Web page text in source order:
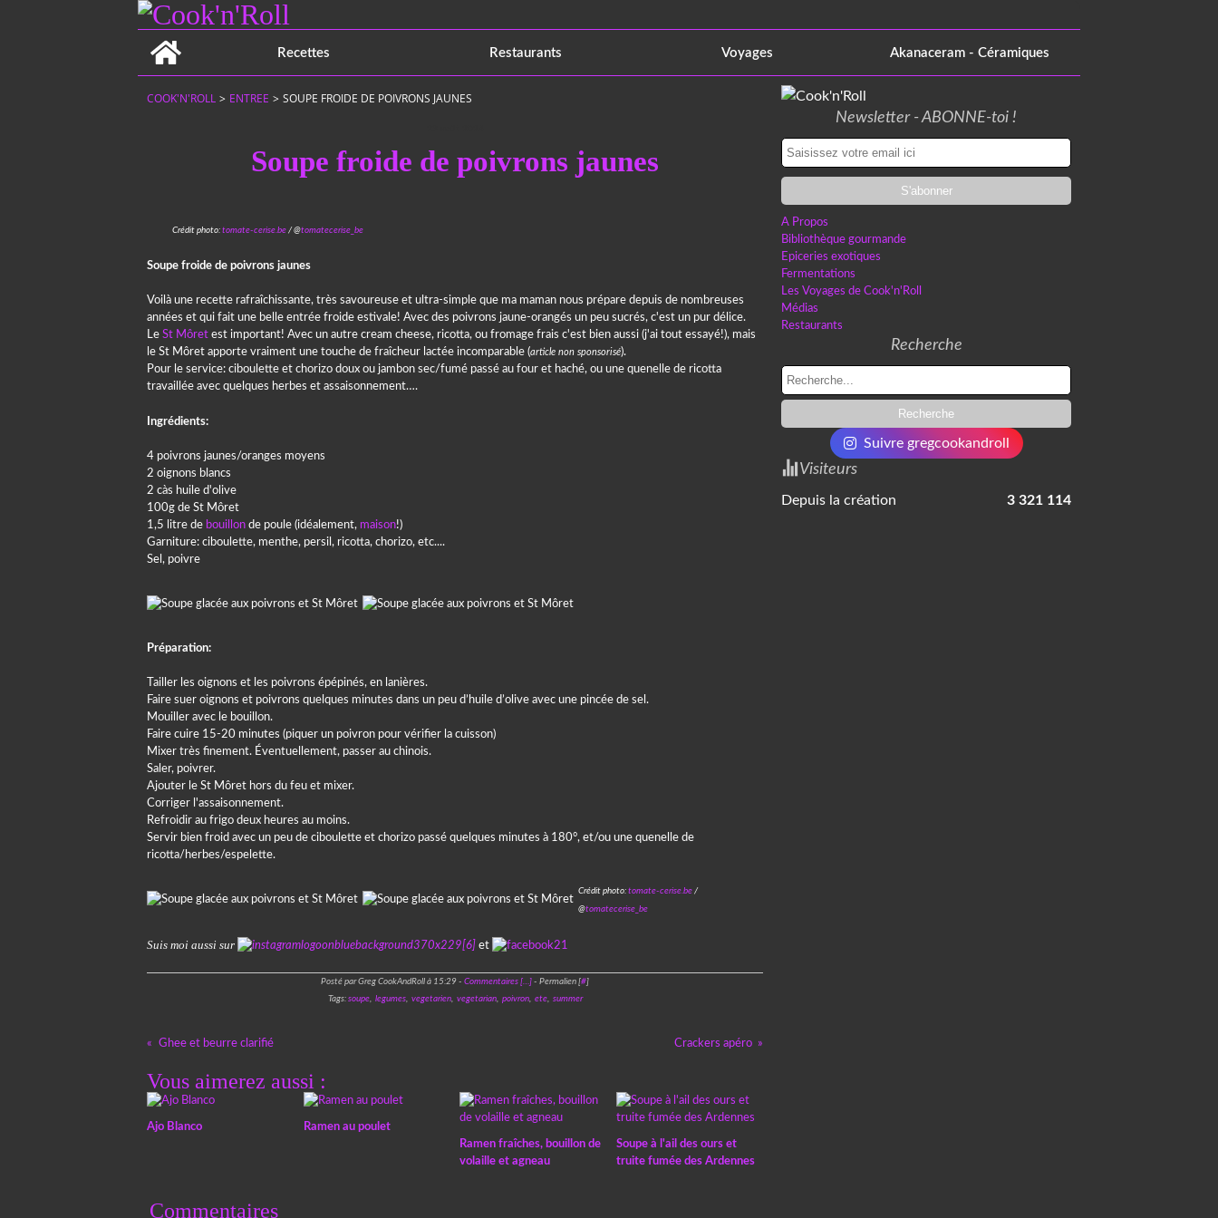
Recettes
Restaurants Voyages Akanaceram - Céramiques
COOK'N'ROLL > ENTREE > SOUPE FROIDE DE POIVRONS JAUNES
Soupe froide de poivrons jaunes
Crédit photo: tomate-cerise.be / @tomatecerise_be
Soupe froide de poivrons jaunes
Voilà une recette rafraîchissante, très savoureuse et ultra-simple que ma maman nous prépare depuis de nombreuses
années et qui fait une belle entrée froide estivale! Avec des poivrons jaune-orangés un peu sucrés, c'est un pur délice.
Le St Môret est important! Avec un autre cream cheese, ricotta, ou fromage frais c'est bien aussi (j'ai tout essayé!), mais
le St Môret apporte vraiment une touche de fraîcheur lactée incomparable (article non sponsorisé).
Pour le service: ciboulette et chorizo doux ou jambon sec/fumé passé au four et haché, ou une quenelle de ricotta
travaillée avec quelques herbes et assaisonnement….
Ingrédients:
4 poivrons jaunes/oranges moyens
2 oignons blancs
2 càs huile d'olive
100g de St Môret
1,5 litre de bouillon de poule (idéalement, maison!)
Garniture: ciboulette, menthe, persil, ricotta, chorizo, etc....
Sel, poivre
Préparation:
Tailler les oignons et les poivrons épépinés, en lanières.
Faire suer oignons et poivrons quelques minutes dans un peu d’huile d’olive avec une pincée de sel.
Mouiller avec le bouillon.
Faire cuire 15-20 minutes (piquer un poivron pour vérifier la cuisson)
Mixer très finement. Éventuellement, passer au chinois.
Saler, poivrer.
Ajouter le St Môret hors du feu et mixer.
Corriger l'assaisonnement.
Refroidir au frigo deux heures au moins.
Servir bien froid avec un peu de ciboulette et chorizo passé quelques minutes à 180°, et/ou une quenelle de
ricotta/herbes/espelette.
Crédit photo: tomate-cerise.be /
@tomatecerise_be
Suis moi aussi sur et
Posté par Greg CookAndRoll à 15:29 - Commentaires […] - Permalien [#]
Tags: soupe, legumes, vegetarien, vegetarian, poivron, ete, summer
Ghee et beurre clarifié Crackers apéro
Vous aimerez aussi :
Ajo Blanco
Ramen au poulet
Ramen fraîches, bouillon de
volaille et agneau
Soupe à l'ail des ours et
truite fumée des Ardennes
Commentaires
Newsletter - ABONNE-toi !
A Propos
Bibliothèque gourmande
Epiceries exotiques
Fermentations
Les Voyages de Cook'n'Roll
Médias
Restaurants
Recherche
Suivre gregcookandroll
Visiteurs
Depuis la création 3 321 114